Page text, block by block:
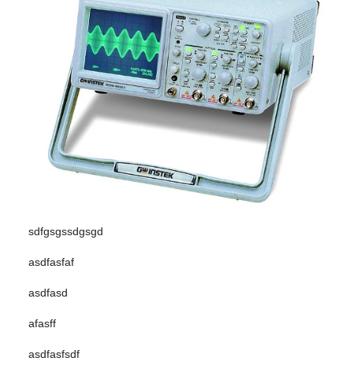
sdfgsgssdgsgd
asdfasfaf
asdfasd
afasff
asdfasfsdf